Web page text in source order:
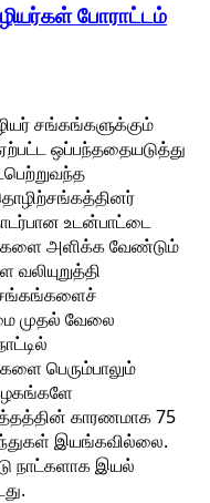
போராட்டம்
சங்கங்களுக்கும்
ஒப்பந்ததையடுத்து
உடன்பாட்டை
அளிக்க வேண்டும்
சங்கங்களைச்
முதல் வேலை
பெரும்பாலும்
காரணமாக 75
இயங்கவில்லை.
நாட்களாக இயல்